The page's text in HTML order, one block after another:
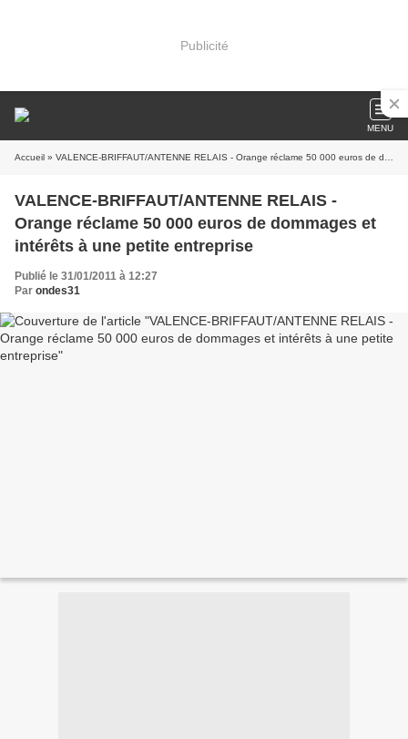
Publicité
MENU
Accueil » VALENCE-BRIFFAUT/ANTENNE RELAIS - Orange réclame 50 000 euros de dommages et intérêts à une petite entreprise
VALENCE-BRIFFAUT/ANTENNE RELAIS -
Orange réclame 50 000 euros de dommages et
intérêts à une petite entreprise
Publié le 31/01/2011 à 12:27
Par ondes31